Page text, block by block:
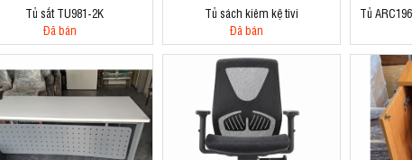
Tủ sắt TU981-2K
Đã bán
Tủ sách kiêm kệ tivi
Đã bán
Tủ